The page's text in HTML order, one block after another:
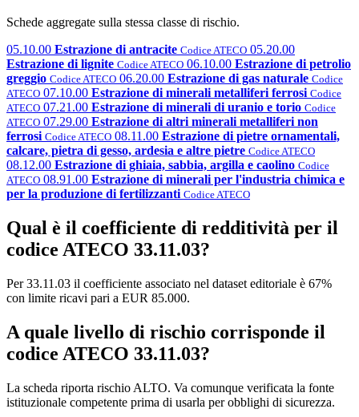
Schede aggregate sulla stessa classe di rischio.
05.10.00 Estrazione di antracite Codice ATECO 05.20.00
Estrazione di lignite Codice ATECO 06.10.00 Estrazione di petrolio
greggio Codice ATECO 06.20.00 Estrazione di gas naturale Codice
ATECO 07.10.00 Estrazione di minerali metalliferi ferrosi Codice
ATECO 07.21.00 Estrazione di minerali di uranio e torio Codice
ATECO 07.29.00 Estrazione di altri minerali metalliferi non
ferrosi Codice ATECO 08.11.00 Estrazione di pietre ornamentali,
calcare, pietra di gesso, ardesia e altre pietre Codice ATECO
08.12.00 Estrazione di ghiaia, sabbia, argilla e caolino Codice
ATECO 08.91.00 Estrazione di minerali per l'industria chimica e
per la produzione di fertilizzanti Codice ATECO
Qual è il coefficiente di redditività per il
codice ATECO 33.11.03?
Per 33.11.03 il coefficiente associato nel dataset editoriale è 67%
con limite ricavi pari a EUR 85.000.
A quale livello di rischio corrisponde il
codice ATECO 33.11.03?
La scheda riporta rischio ALTO. Va comunque verificata la fonte
istituzionale competente prima di usarla per obblighi di sicurezza.